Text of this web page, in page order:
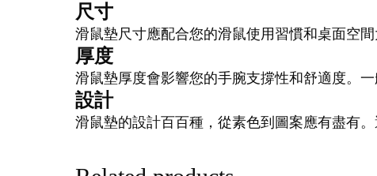
尺寸
滑鼠墊尺寸應配合您的滑鼠使用習慣和桌面空
厚度
滑鼠墊厚度會影響您的手腕支撐性和舒適度。
設計
滑鼠墊的設計百百種，從素色到圖案應有盡有